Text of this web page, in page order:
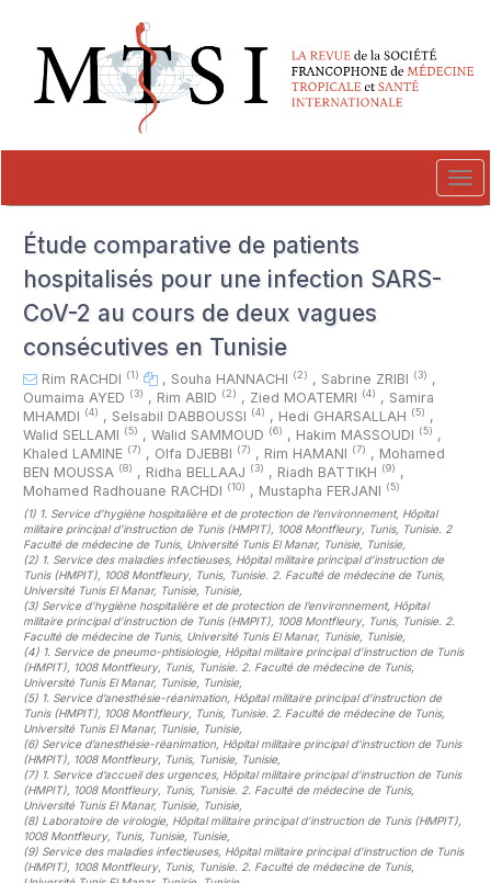
##plugins.themes.novelty.accessible_menu.main_navigation##
##plugins.themes.novelty.accessible_menu.main_content##
##plugins.themes.novelty.accessible_menu.sidebar##
Étude comparative de patients
hospitalisés pour une infection SARS-
CoV-2 au cours de deux vagues
consécutives en Tunisie
Rim RACHDI (1) , Souha HANNACHI (2) , Sabrine ZRIBI (3) ,
Oumaima AYED (3) , Rim ABID (2) , Zied MOATEMRI (4) , Samira
MHAMDI (4) , Selsabil DABBOUSSI (4) , Hedi GHARSALLAH (5) ,
Walid SELLAMI (5) , Walid SAMMOUD (6) , Hakim MASSOUDI (5) ,
Khaled LAMINE (7) , Olfa DJEBBI (7) , Rim HAMANI (7) , Mohamed
BEN MOUSSA (8) , Ridha BELLAAJ (3) , Riadh BATTIKH (9) ,
Mohamed Radhouane RACHDI (10) , Mustapha FERJANI (5)
(1) 1. Service d’hygiène hospitalière et de protection de l’environnement, Hôpital
militaire principal d’instruction de Tunis (HMPIT), 1008 Montfleury, Tunis, Tunisie. 2
Faculté de médecine de Tunis, Université Tunis El Manar, Tunisie, Tunisie,
(2) 1. Service des maladies infectieuses, Hôpital militaire principal d’instruction de
Tunis (HMPIT), 1008 Montfleury, Tunis, Tunisie. 2. Faculté de médecine de Tunis,
Université Tunis El Manar, Tunisie, Tunisie,
(3) Service d’hygiène hospitalière et de protection de l’environnement, Hôpital
militaire principal d’instruction de Tunis (HMPIT), 1008 Montfleury, Tunis, Tunisie. 2.
Faculté de médecine de Tunis, Université Tunis El Manar, Tunisie, Tunisie,
(4) 1. Service de pneumo-phtisiologie, Hôpital militaire principal d’instruction de Tunis
(HMPIT), 1008 Montfleury, Tunis, Tunisie. 2. Faculté de médecine de Tunis,
Université Tunis El Manar, Tunisie, Tunisie,
(5) 1. Service d’anesthésie-réanimation, Hôpital militaire principal d’instruction de
Tunis (HMPIT), 1008 Montfleury, Tunis, Tunisie. 2. Faculté de médecine de Tunis,
Université Tunis El Manar, Tunisie, Tunisie,
(6) Service d’anesthésie-réanimation, Hôpital militaire principal d’instruction de Tunis
(HMPIT), 1008 Montfleury, Tunis, Tunisie, Tunisie,
(7) 1. Service d’accueil des urgences, Hôpital militaire principal d’instruction de Tunis
(HMPIT), 1008 Montfleury, Tunis, Tunisie. 2. Faculté de médecine de Tunis,
Université Tunis El Manar, Tunisie, Tunisie,
(8) Laboratoire de virologie, Hôpital militaire principal d’instruction de Tunis (HMPIT),
1008 Montfleury, Tunis, Tunisie, Tunisie,
(9) Service des maladies infectieuses, Hôpital militaire principal d’instruction de Tunis
(HMPIT), 1008 Montfleury, Tunis, Tunisie. 2. Faculté de médecine de Tunis,